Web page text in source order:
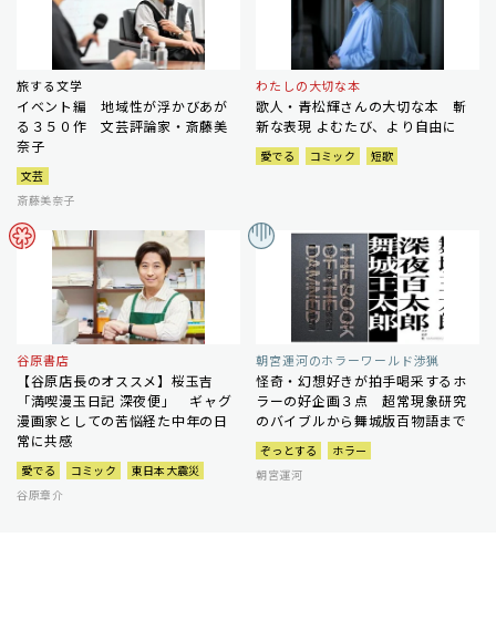
旅する文学
イベント編 地域性が浮かびあが
る３５０作 文芸評論家・斎藤美
奈子
文芸
斎藤美奈子
わたしの大切な本
歌人・青松輝さんの大切な本 斬
新な表現 よむたび、より自由に
愛でる コミック 短歌
谷原書店
【谷原店長のオススメ】桜玉吉
「満喫漫玉日記 深夜便」 ギャグ
漫画家としての苦悩経た中年の日
常に共感
愛でる コミック
東日本大震災
谷原章介
朝宮運河のホラーワールド渉猟
怪奇・幻想好きが拍手喝采するホ
ラーの好企画３点 超常現象研究
のバイブルから舞城版百物語まで
ぞっとする
ホラー
朝宮運河